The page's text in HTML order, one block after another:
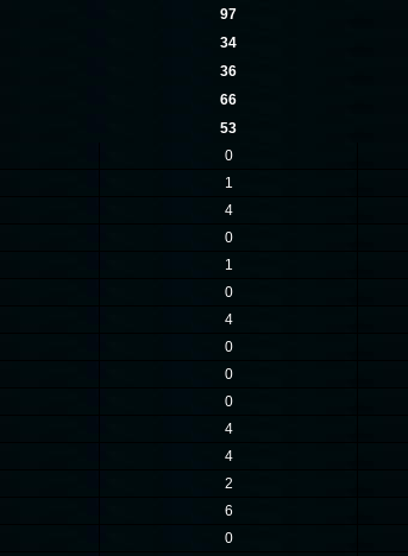
97
34
36
66
53
0
1
4
0
1
0
4
0
0
0
4
4
2
6
0